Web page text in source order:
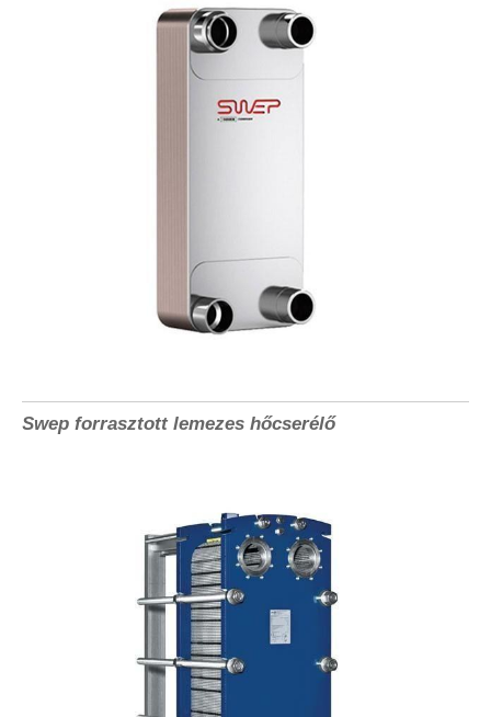
Swep forrasztott lemezes hőcserélő